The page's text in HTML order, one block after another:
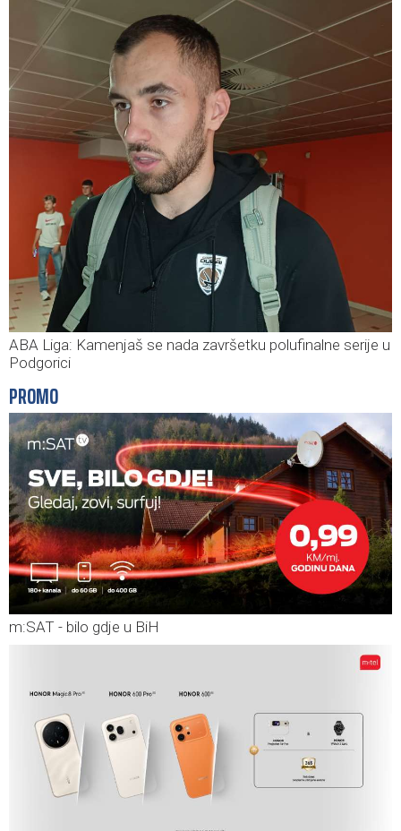
ABA Liga: Kamenjaš se nada završetku polufinalne serije u
Podgorici
PROMO
m:SAT - bilo gdje u BiH